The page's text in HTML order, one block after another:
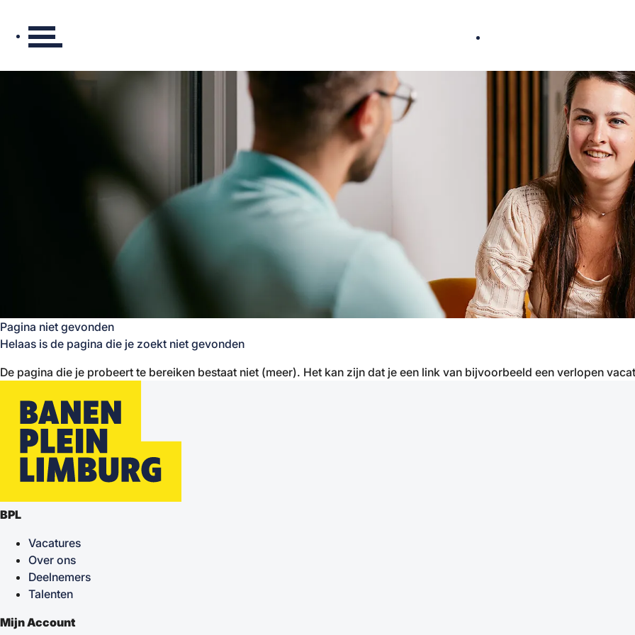
Pagina niet gevonden
Helaas is de pagina die je zoekt niet gevonden
De pagina die je probeert te bereiken bestaat niet (meer). Het kan zijn dat je een link van bijvoorbeeld een verlopen
BPL
Vacatures
Over ons
Deelnemers
Talenten
Mijn Account